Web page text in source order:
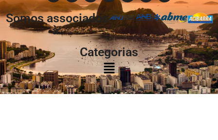
Somos associados
à:
Categorias